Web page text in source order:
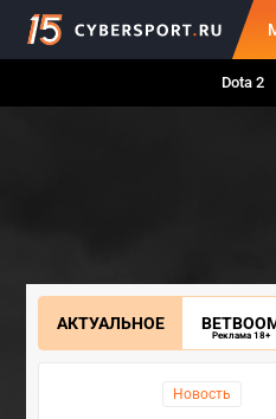
Dota 2
АКТУАЛЬНОЕ
Реклама 18+
Новость